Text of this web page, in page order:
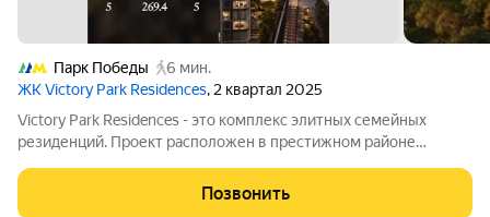
Парк Победы
6 мин.
ЖК Victory Park Residences, 2 квартал 2025
Victory Park Residences - это комплекс элитных семейных
резиденций. Проект расположен в престижном районе
горы и Кутузовского проспекта. Комплекс состоит из восьми
элегантных корпусов, их облик
Позвонить